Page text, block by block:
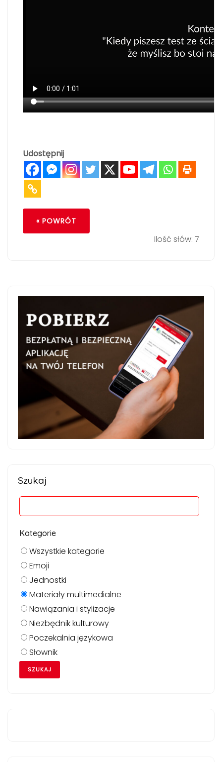
Udostępnij
« POWRÓT
Ilość słów: 7
Szukaj
Kategorie
Wszystkie kategorie
Emoji
Jednostki
Materiały multimedialne
Nawiązania i stylizacje
Niezbędnik kulturowy
Poczekalnia językowa
Słownik